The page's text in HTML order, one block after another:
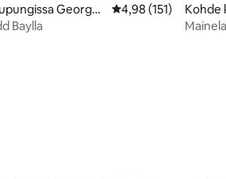
Georget
Keskimääräinen
4,98 (151)
Baylla
Kohde